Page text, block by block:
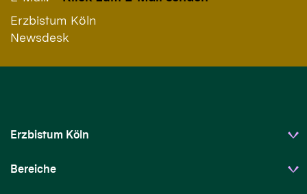
Erzbistum Köln
Newsdesk
Erzbistum Köln
Bereiche